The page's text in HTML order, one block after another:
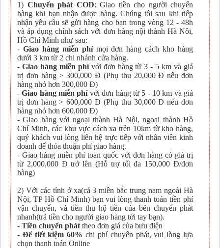
1) Chuyển phát COD: Giao tiền cho người chuyển
hàng khi bạn nhận được hàng. Chúng tôi sau khi tiếp
nhận yêu cầu sẽ gửi hàng cho bạn trong vòng 12 - 48h
và áp dụng chính sách với đơn hàng nội thành Hà Nôi,
Hồ Chí Minh như sau:
- Giao hàng miễn phímọi đơn hàng cách kho hàng
dưới 3 km từ 2 chi nhánh cửa hàng.
- Giao hàng miễn phívới đơn hàng từ 3 - 5 km và giá
trị đơn hàng > 300,000 Đ (Phụ thu 20,000 Đ nếu đơn
hàng nhỏ hơn 300,000 Đ)
-Giao hàng miễn phívới đơn hàng từ 5 - 10 km và giá
trị đơn hàng > 600,000 Đ (Phụ thu 30,000 Đ nếu đơn
hàng nhỏ hơn 600,000 Đ)
- Giao hàng với ngoại thành Hà Nội, ngoại thành Hồ
Chí Minh, các khu vực cách xa trên 10km từ kho hàng,
quý khách vui lòng liên hệ trực tiếp với nhân viên kinh
doanh để thỏa thuận phí giao hàng.
- Giao hàng miễn phí toàn quốc với đơn hàng có giá trị
từ 2,000,000 Đ trở lên (Hỗ trợ tối đa 150,000 Đ/đơn
hàng)
2) Với các tỉnh ở xa(cả 3 miền bắc trung nam ngoài Hà
Nội, TP Hồ Chí Minh) bạn vui lòng thanh toán tiền phí
vận chuyển, và tiền thu hộ tiền của bên chuyển phát
nhanh(trả tiền cho người giao hàng tới tay bạn).
- Tiền chuyển phát theo đơn giá của bưu điện
- Để tiết kiệm 60% chi phí chuyển phát, vui lòng lựa
chọn thanh toán Online